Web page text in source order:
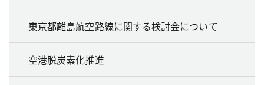
東京都離島航空路線に関する検討会について
空港脱炭素化推進